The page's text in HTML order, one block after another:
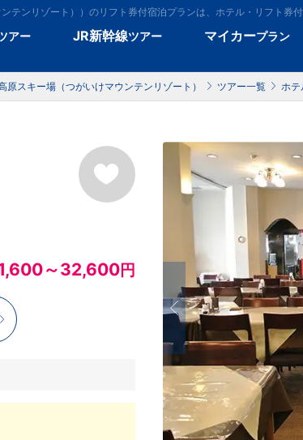
ンリゾート））のリフト券付宿泊プランは、ホテル・リフト券付
アー JR新幹線ツアー マイカープラン
原スキー場（つがいけマウンテンリゾート） ツアー一覧 ホテ
～32,600円